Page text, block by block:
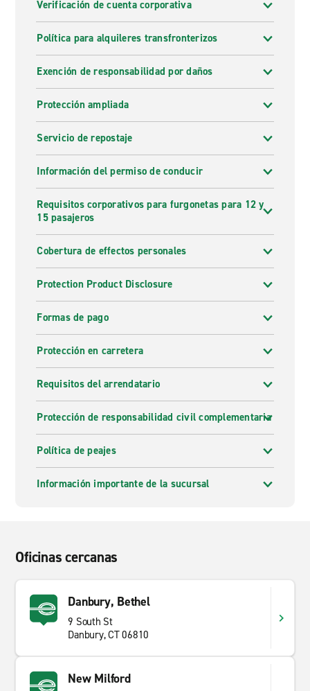
Verificación de cuenta corporativa
Política para alquileres transfronterizos
Exención de responsabilidad por daños
Protección ampliada
Servicio de repostaje
Información del permiso de conducir
Requisitos corporativos para furgonetas para 12 y
15 pasajeros
Cobertura de effectos personales
Protection Product Disclosure
Formas de pago
Protección en carretera
Requisitos del arrendatario
Protección de responsabilidad civil complementaria
Política de peajes
Información importante de la sucursal
Oficinas cercanas
Danbury, Bethel
9 South St
Danbury, CT 06810
New Milford